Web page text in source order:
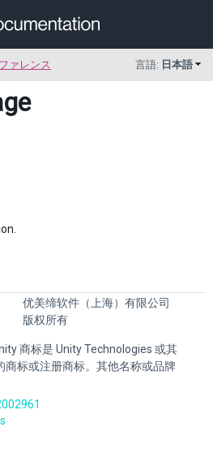
ァレンス 言語: 日本語
优美缔软件（上海）有限公司
版权所有
商标是 Unity Technologies 或其
商标或注册商标。其他名称或品牌